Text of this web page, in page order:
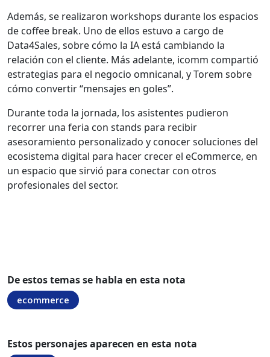
Además, se realizaron workshops durante los espacios
de coffee break. Uno de ellos estuvo a cargo de
Data4Sales, sobre cómo la IA está cambiando la
relación con el cliente. Más adelante, icomm compartió
estrategias para el negocio omnicanal, y Torem sobre
cómo convertir “mensajes en goles”.
Durante toda la jornada, los asistentes pudieron
recorrer una feria con stands para recibir
asesoramiento personalizado y conocer soluciones del
ecosistema digital para hacer crecer el eCommerce, en
un espacio que sirvió para conectar con otros
profesionales del sector.
De estos temas se habla en esta nota
ecommerce
Estos personajes aparecen en esta nota